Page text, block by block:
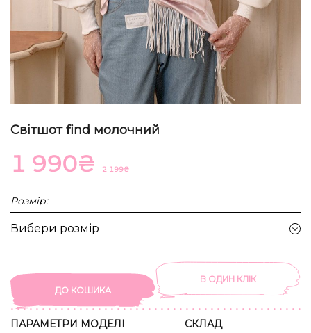
Світшот find молочний
2 199₴
1 990₴
Розмір:
Вибери розмір
ДО КОШИКА
В ОДИН КЛIК
ПАРАМЕТРИ МОДЕЛІ CКЛАД